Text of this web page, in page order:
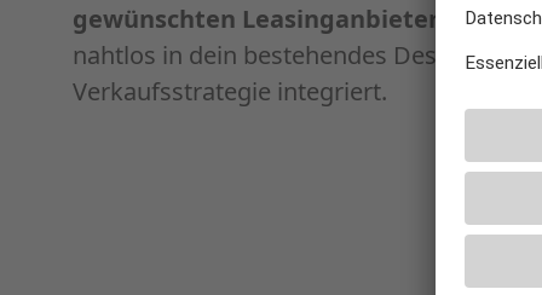
gewünschten Leasinganbieter
nahtlos in dein bestehendes Design und
Verkaufsstrategie integriert.